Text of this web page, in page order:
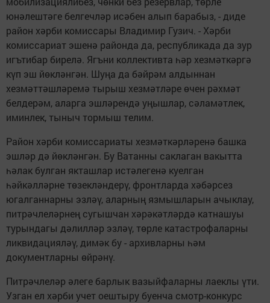
юнәлештәге белгечләр исәбен алып барабыз, - диде
район хәрби комиссары Владимир Гузич. - Хәрби
комиссариат эшенә районда да, республикада да зур
игътибар бирелә. Ягъни коллективта һәр хезмәткәргә
күп эш йөкләнгән. Шуңа да бәйрәм алдыннан
хезмәттәшләремә тырыш хезмәтләре өчен рәхмәт
белдерәм, аларга эшләрендә уңышлар, сәламәтлек,
иминлек, тыныч тормыш телим.
Район хәрби комиссариаты хезмәткәрләренә башка
эшләр дә йөкләнгән. Бу Ватанны саклаган вакытта
һәлак булган якташлар истәлегенә куелган
һәйкәлләрне төзекләндерү, фронтларда хәбәрсез
югалганнарны эзләү, аларның язмышларын ачыклау,
питрәчлеләрнең сугышчан хәрәкәтләрдә катнашуы
турындагы дәлилләр эзләү, төрле катастрофаларны
ликвидацияләү, димәк бу - архивларны һәм
документларны өйрәнү.
Питрәчлеләр әлеге барлык вазыйфаларны лаеклы үти.
Узган ел хәрби учет оештыру буенча смотр-конкурс